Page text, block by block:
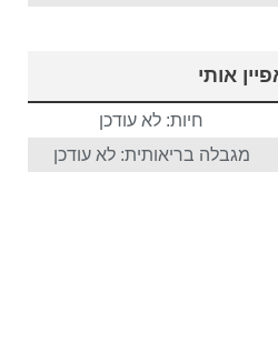
אותי
חיות: לא עודכן
מגבלה בריאותית: לא עודכן